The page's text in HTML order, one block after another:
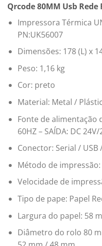
Qrcode 80MM Usb Rede
Impressora Térmica
PN:UK56007
Dimensões: 178 (L) x
Peso: 1,16 kg
Cor: preto
Material: Metal /
Fonte de alimentação
60HZ – SAÍDA: DC 24V/
Conector: Serial / USB
Método de
Velocidade de
Tipo de pape: Papel
Largura do papel: 58
Diâmetro do rolo 80